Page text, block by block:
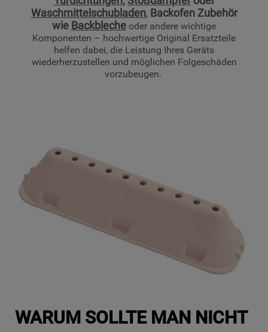
Waschmittelschubladen, Backofen Zubehör
wie Backbleche oder andere wichtige
Komponenten – hochwertige Original Ersatzteile
helfen dabei, die Leistung Ihres Geräts
wiederherzustellen und möglichen Folgeschäden
vorzubeugen.
WARUM SOLLTE MAN NICHT
lediglich unbedingt erforderliche Cookis
gesetzt. Mehr Informationen
https://www.bauknecht.de/seiten/nutzung-
von-cookies